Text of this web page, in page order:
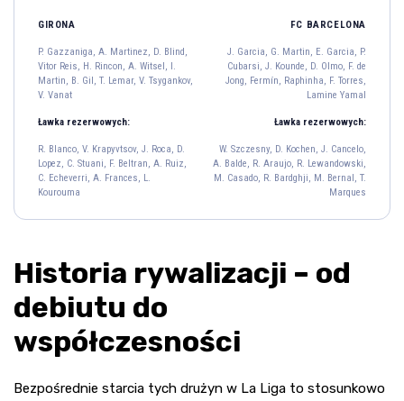
A. Martinez
4
D. Blind Vitor Reis H. Rincon
2
B. Gil
21
V. Tsygankov
15
G. Martin E. Garcia P. Cubarsi
20
D. Olmo
11 7
F. Torres
10
GIRONA FC BARCELONA
P. Gazzaniga, A. Martinez, D. Blind,
Vitor Reis, H. Rincon, A. Witsel, I.
Martin, B. Gil, T. Lemar, V. Tsygankov,
V. Vanat
J. Garcia, G. Martin, E. Garcia, P.
Cubarsi, J. Kounde, D. Olmo, F. de
Jong, Fermín, Raphinha, F. Torres,
Lamine Yamal
Ławka rezerwowych: Ławka rezerwowych:
R. Blanco, V. Krapyvtsov, J. Roca, D.
Lopez, C. Stuani, F. Beltran, A. Ruiz,
C. Echeverri, A. Frances, L.
Kourouma
W. Szczesny, D. Kochen, J. Cancelo,
A. Balde, R. Araujo, R. Lewandowski,
M. Casado, R. Bardghji, M. Bernal, T.
Marques
Historia rywalizacji – od
debiutu do
współczesności
Bezpośrednie starcia tych drużyn w La Liga to stosunkowo